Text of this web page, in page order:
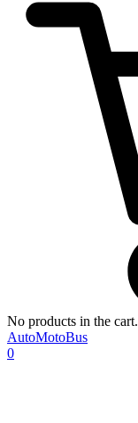
No products in the cart.
AutoMotoBus
0